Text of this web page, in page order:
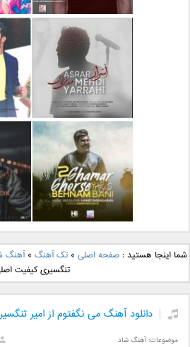
دانلود آهنگ جدید رضا
بهرام بنام نگار
دانلود آهنگ جدید مهدی
یراحی بنام اسرار
دانلود آهنگ جدید بهنام
بانی بنام قرص قمر 2 شما اینجا هستید :صفحه اصلی »تک آهنگ »آهنگ
تنگسیری کیفیت
دانلود آهنگ می نگفتوم از امیر
موضوعات:آهنگ شاد